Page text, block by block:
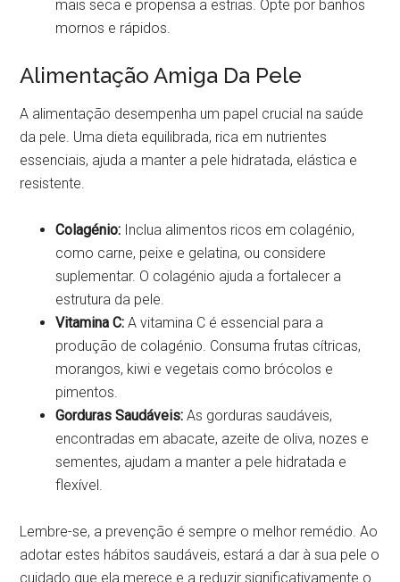
mais seca e propensa a estrias. Opte por banhos
mornos e rápidos.
Alimentação Amiga Da Pele
A alimentação desempenha um papel crucial na saúde
da pele. Uma dieta equilibrada, rica em nutrientes
essenciais, ajuda a manter a pele hidratada, elástica e
resistente.
Colagénio: Inclua alimentos ricos em colagénio,
como carne, peixe e gelatina, ou considere
suplementar. O colagénio ajuda a fortalecer a
estrutura da pele.
Vitamina C: A vitamina C é essencial para a
produção de colagénio. Consuma frutas cítricas,
morangos, kiwi e vegetais como brócolos e
pimentos.
Gorduras Saudáveis: As gorduras saudáveis,
encontradas em abacate, azeite de oliva, nozes e
sementes, ajudam a manter a pele hidratada e
flexível.
Lembre-se, a prevenção é sempre o melhor remédio. Ao
adotar estes hábitos saudáveis, estará a dar à sua pele o
cuidado que ela merece e a reduzir significativamente o